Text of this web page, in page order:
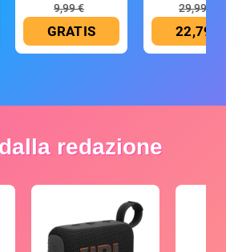
9,99 €
GRATIS
29,99 €
22,79 €
redazione